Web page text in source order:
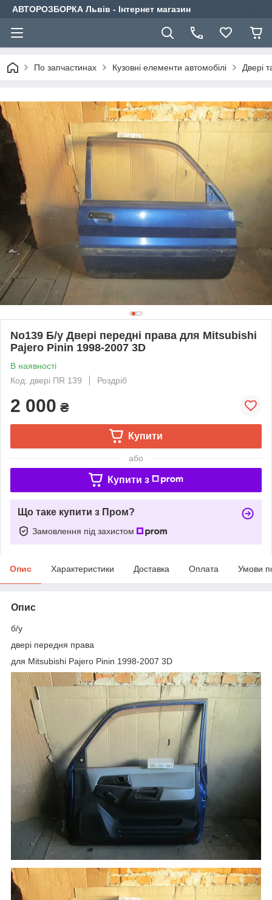
АВТОРОЗБОРКА Львів - Інтернет магазин
По запчастинах Кузовні елементи автомобілі Двері
No139 Б/у Двері передні права для Mitsubishi
Pajero Pinin 1998-2007 3D
В наявності
Код: двері ПR 139
Роздріб
2 000 ₴
Купити
або
Купити з
Що таке купити з Пром?
Замовлення під захистом
Опис Характеристики Доставка Оплата Умови
Опис
б/у
двері передня права
для Mitsubishi Pajero Pinin 1998-2007 3D